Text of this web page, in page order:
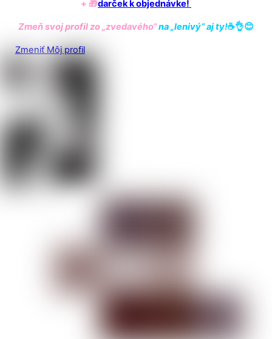
+ 🎁darček k objednávke!
Zmeň svoj profil zo „zvedavého“na „lenivý“ aj ty!☕️👌😊
Zmeniť Môj profil